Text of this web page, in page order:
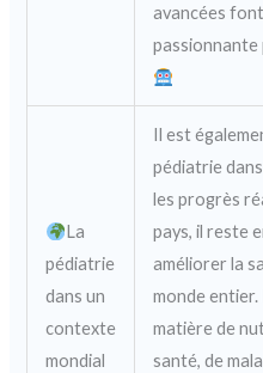
avancées
passionnante
La
pédiatrie
dans un
contexte
mondial
Il est
pédiatrie
les progrès
pays, il reste
améliorer la
monde
matière de
santé, de